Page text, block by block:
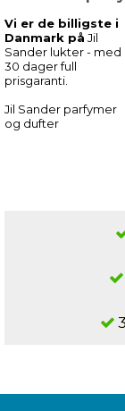
Vi er de billigste i
Danmark på Jil
Sander lukter - med
30 dager full
prisgaranti.
Jil Sander parfymer
og dufter
Meld
få
deg.
hver
Vinneren